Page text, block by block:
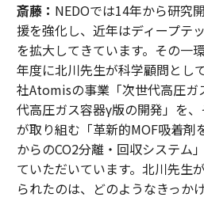
斎藤： NEDOでは14年から研究
援を強化し、近年はディープテ
を拡大してきています。その一
年度に北川先生が科学顧問とし
社Atomisの事業「次世代高圧ガ
代高圧ガス容器γ版の開発」を
が取り組む「革新的MOF吸着剤
からのCO2分離・回収システム
ていただいています。北川先生
られたのは、どのようなきっか